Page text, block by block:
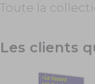
Toute la
Les clients